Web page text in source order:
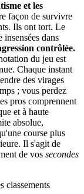
et les
façon de survivre
Ils ont tort. Le
dans
contrôlée.
du jeu est
Chaque instant
des virages
; vous perdez
pros comprennent
et à haute
absolue,
course plus
Il s'agit de
de vos secondes
classements